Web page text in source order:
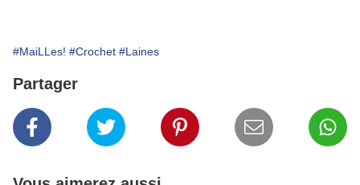
#MaiLLes! #Crochet #Laines
Partager